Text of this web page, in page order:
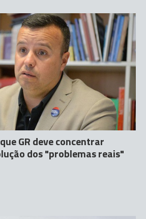
GR deve concentrar
dos "problemas reais"